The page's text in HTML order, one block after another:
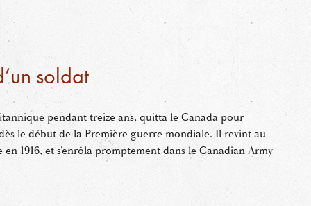
soldat
pendant treize ans, quitta le Canada pour
le début de la Première guerre mondiale. Il revint au
1916, et s’enrôla promptement dans le Canadian Army